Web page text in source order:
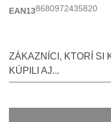
EAN138680972435820
ZÁKAZNÍCI, KTORÍ SI
KÚPILI AJ...